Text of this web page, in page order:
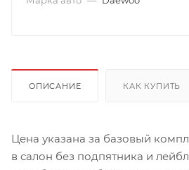
ОПИСАНИЕ КАК КУПИТЬ
Цена указана за базовый
в салон без подпятника и